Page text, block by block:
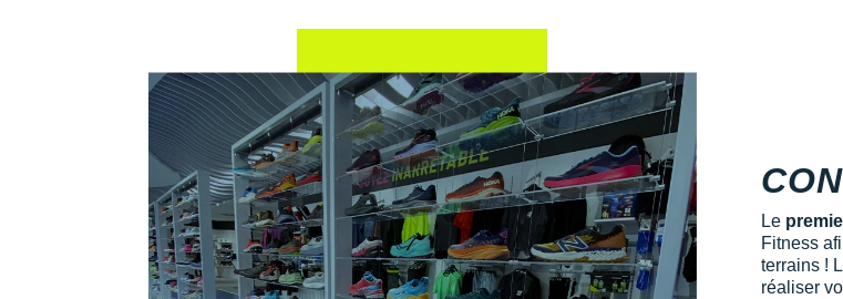
Le
Fitness
terrains !
réaliser